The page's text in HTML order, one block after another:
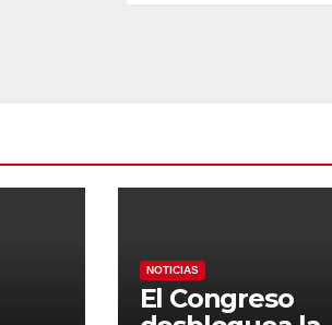
NOTICIAS
El Congreso